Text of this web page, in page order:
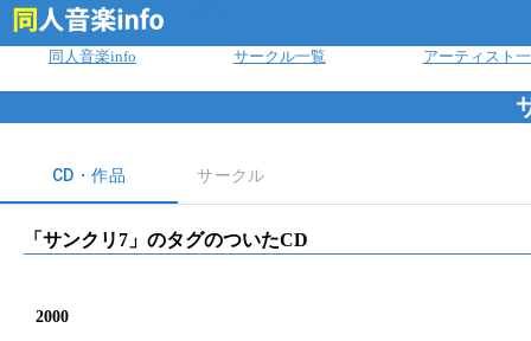
同人音楽info サークル一覧 アーティスト
CD・作品 サークル
「 サンクリ7 」のタグのついたCD
2000